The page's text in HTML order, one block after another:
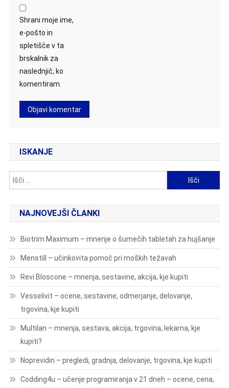
Shrani moje ime,
e-pošto in
spletišče v ta
brskalnik za
naslednjič, ko
komentiram.
ISKANJE
NAJNOVEJŠI ČLANKI
Biotrim Maximum – mnenje o šumečih tabletah za hujšanje
Menstill – učinkovita pomoč pri moških težavah
Revi Bloscone – mnenja, sestavine, akcija, kje kupiti
Vesselivit – ocene, sestavine, odmerjanje, delovanje,
trgovina, kje kupiti
Multilan – mnenja, sestava, akcija, trgovina, lekarna, kje
kupiti?
Noprevidin – pregledi, gradnja, delovanje, trgovina, kje kupiti
Codding4u – učenje programiranja v 21 dneh – ocene, cena,